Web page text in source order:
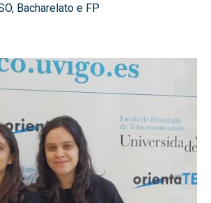
Bacharelato e FP